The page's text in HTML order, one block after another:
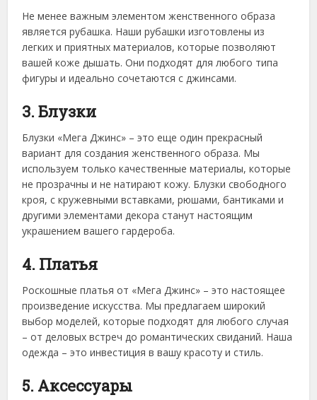
Не менее важным элементом женственного образа
является рубашка. Наши рубашки изготовлены из
легких и приятных материалов, которые позволяют
вашей коже дышать. Они подходят для любого типа
фигуры и идеально сочетаются с джинсами.
3. Блузки
Блузки «Мега Джинс» – это еще один прекрасный
вариант для создания женственного образа. Мы
используем только качественные материалы, которые
не прозрачны и не натирают кожу. Блузки свободного
кроя, с кружевными вставками, рюшами, бантиками и
другими элементами декора станут настоящим
украшением вашего гардероба.
4. Платья
Роскошные платья от «Мега Джинс» – это настоящее
произведение искусства. Мы предлагаем широкий
выбор моделей, которые подходят для любого случая
– от деловых встреч до романтических свиданий. Наша
одежда – это инвестиция в вашу красоту и стиль.
5. Аксессуары